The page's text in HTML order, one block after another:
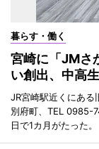
暮らす・働く
宮崎に「JMさ
い創出、中高
JR宮崎駅近くにあ
別府町、TEL 0985-
日で1カ月がたった。